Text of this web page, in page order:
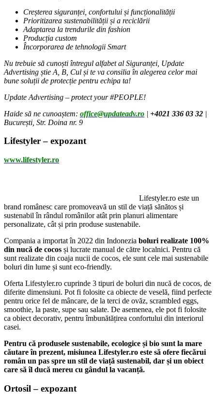
Creșterea siguranței, confortului și funcționalității
Prioritizarea sustenabilității și a reciclării
Adaptarea la trendurile din fashion
Producția custom
Încorporarea de tehnologii Smart
Nu trebuie să cunoști întregul alfabet al Siguranței, Update
Advertising știe A, B, Cul și te va consilia în alegerea celor mai
bune soluții de protecție pentru echipa ta!
Update Advertising – protect your #PEOPLE!
Haide să ne cunoaștem: office@updateadv.ro | +4021 336 03 32 |
București, Str. Doina nr. 9
Lifestyler – expozant
www.lifestyler.ro
Lifestyler.ro este un
brand românesc care promoveavă un stil de viață sănătos și
sustenabil în rândul românilor atât prin planuri alimentare
personalizate, cât și prin produse sustenabile.
Compania a importat în 2022 din Indonezia boluri realizate 100%
din nucă de cocos și lucrate manual de către localnici. Pentru că
sunt realizate din coaja nucii de cocos, ele sunt cele mai sustenabile
boluri din lume și sunt eco-friendly.
Oferta Lifestyler.ro cuprinde 3 tipuri de boluri din nucă de cocos, de
diferite dimensiuni. Pot fi folosite ca obiecte de veselă, fiind perfecte
pentru orice fel de mâncare, de la terci de ovăz, scrambled eggs,
smoothie, la paste, supe sau salate. De asemenea, ele pot fi folosite
ca obiect decorativ, pentru îmbunătățirea confortului din interiorul
casei.
Pentru că produsele sustenabile, ecologice și bio sunt la mare
căutare în prezent, misiunea Lifestyler.ro este să ofere fiecărui
român un pas spre un stil de viață sustenabil, dar și un obiect
care să îl ducă mereu cu gândul la vacanță.
Ortosil – expozant